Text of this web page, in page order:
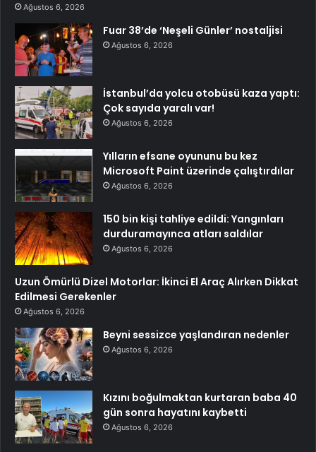
Ağustos 6, 2026
Fuar 38’de ‘Neşeli Günler’ nostaljisi
Ağustos 6, 2026
İstanbul’da yolcu otobüsü kaza yaptı:
Çok sayıda yaralı var!
Ağustos 6, 2026
Yılların efsane oyununu bu kez
Microsoft Paint üzerinde çalıştırdılar
Ağustos 6, 2026
150 bin kişi tahliye edildi: Yangınları
durduramayınca atları saldılar
Ağustos 6, 2026
Uzun Ömürlü Dizel Motorlar: İkinci El Araç Alırken Dikkat
Edilmesi Gerekenler
Ağustos 6, 2026
Beyni sessizce yaşlandıran nedenler
Ağustos 6, 2026
Kızını boğulmaktan kurtaran baba 40
gün sonra hayatını kaybetti
Ağustos 6, 2026